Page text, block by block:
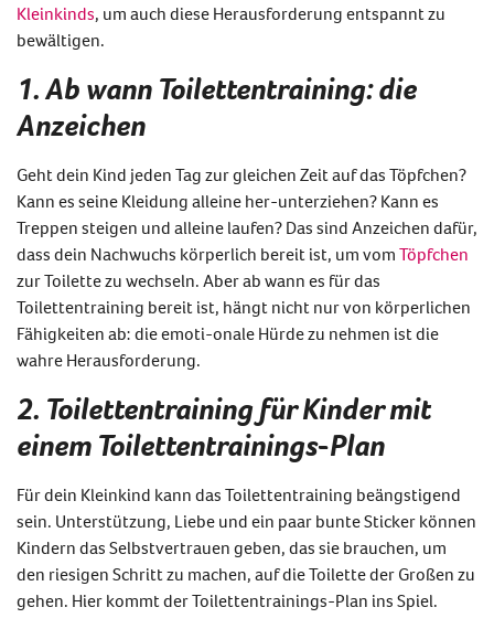
Kleinkinds, um auch diese Herausforderung entspannt zu
bewältigen.
1. Ab wann Toilettentraining: die
Anzeichen
Geht dein Kind jeden Tag zur gleichen Zeit auf das Töpfchen?
Kann es seine Kleidung alleine her-unterziehen? Kann es
Treppen steigen und alleine laufen? Das sind Anzeichen dafür,
dass dein Nachwuchs körperlich bereit ist, um vom Töpfchen
zur Toilette zu wechseln. Aber ab wann es für das
Toilettentraining bereit ist, hängt nicht nur von körperlichen
Fähigkeiten ab: die emoti-onale Hürde zu nehmen ist die
wahre Herausforderung.
2. Toilettentraining für Kinder mit
einem Toilettentrainings-Plan
Für dein Kleinkind kann das Toilettentraining beängstigend
sein. Unterstützung, Liebe und ein paar bunte Sticker können
Kindern das Selbstvertrauen geben, das sie brauchen, um
den riesigen Schritt zu machen, auf die Toilette der Großen zu
gehen. Hier kommt der Toilettentrainings-Plan ins Spiel.